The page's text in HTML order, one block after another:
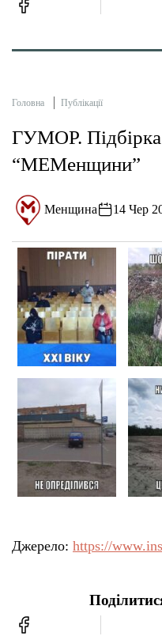
Головна Публікації
ГУМОР. Підбірка
“МЕМенщини”
Менщина 14 Чер
Джерело: https://